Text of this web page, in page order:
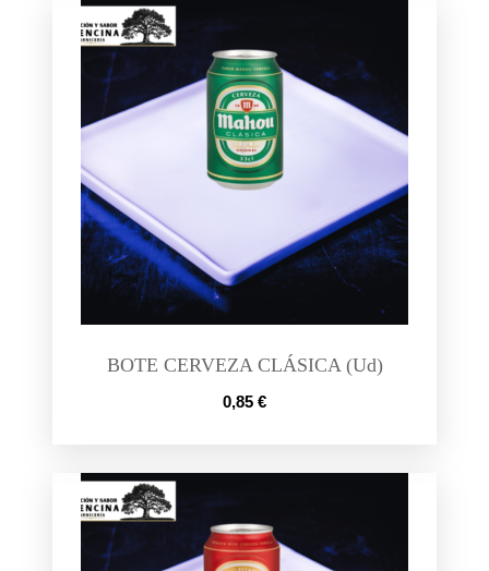
BOTE CERVEZA CLÁSICA (Ud)
0,85 €